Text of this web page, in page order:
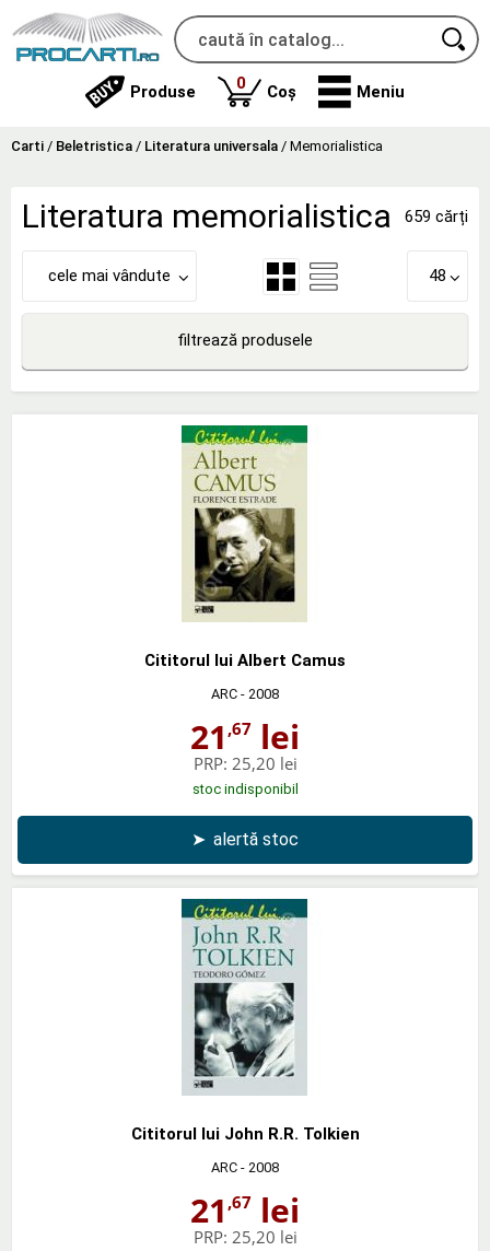
Produse 0produse
Coș Meniu
Carti / Beletristica / Literatura universala / Memorialistica
Literatura memorialistica 659 cărți
cele mai vândute 48
filtrează produsele
Cititorul lui Albert Camus
ARC - 2008
21 ,67 lei
PRP: 25,20 lei
stoc indisponibil
➤ alertă stoc
Cititorul lui John R.R. Tolkien
ARC - 2008
21 ,67 lei
PRP: 25,20 lei